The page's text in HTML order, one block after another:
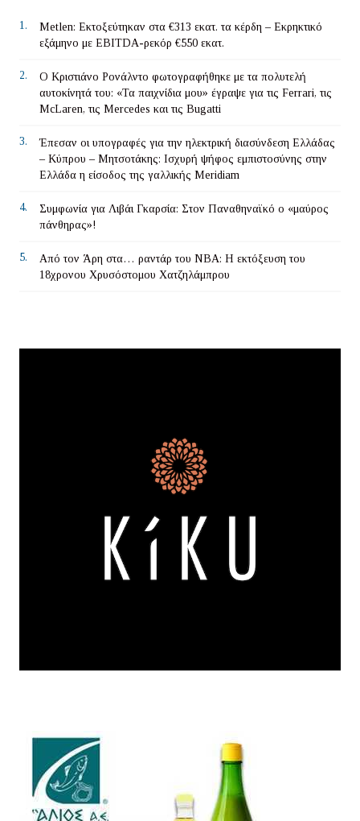
1.
Metlen: Εκτοξεύτηκαν στα €313 εκατ. τα κέρδη – Εκρηκτικό
εξάμηνο με EBITDA-ρεκόρ €550 εκατ.
2.
Ο Κριστιάνο Ρονάλντο φωτογραφήθηκε με τα πολυτελή
αυτοκίνητά του: «Τα παιχνίδια μου» έγραψε για τις Ferrari, τις
McLaren, τις Mercedes και τις Bugatti
3.
Έπεσαν οι υπογραφές για την ηλεκτρική διασύνδεση Ελλάδας
– Κύπρου – Μητσοτάκης: Ισχυρή ψήφος εμπιστοσύνης στην
Ελλάδα η είσοδος της γαλλικής Meridiam
4.
Συμφωνία για Λιβάι Γκαρσία: Στον Παναθηναϊκό ο «μαύρος
πάνθηρας»!
5.
Από τον Άρη στα… ραντάρ του ΝΒΑ: Η εκτόξευση του
18χρονου Χρυσόστομου Χατζηλάμπρου